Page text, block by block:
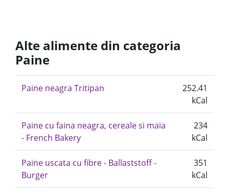
Alte alimente din categoria
Paine
Paine neagra Tritipan
252.41
kCal
Paine cu faina neagra, cereale si maia
- French Bakery
234
kCal
Paine uscata cu fibre - Ballaststoff -
Burger
351
kCal